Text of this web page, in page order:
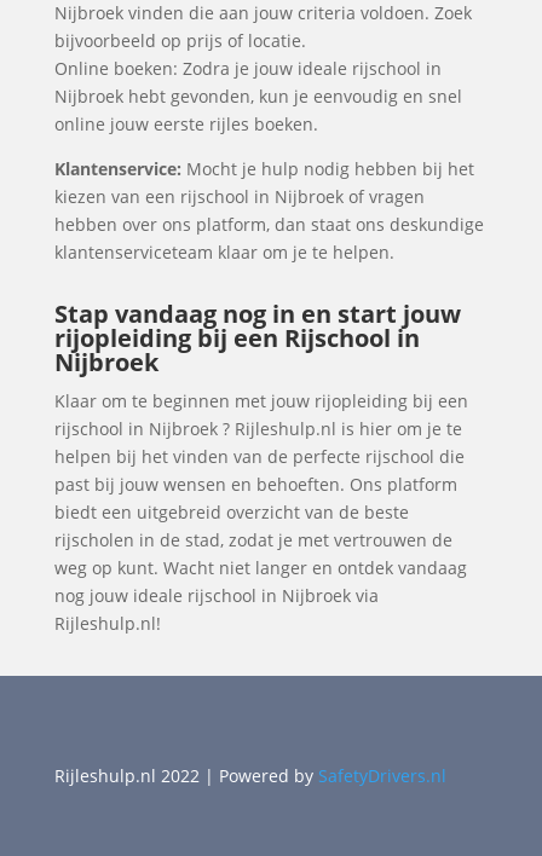
Nijbroek vinden die aan jouw criteria voldoen. Zoek
bijvoorbeeld op prijs of locatie.
Online boeken: Zodra je jouw ideale rijschool in
Nijbroek hebt gevonden, kun je eenvoudig en snel
online jouw eerste rijles boeken.
Klantenservice: Mocht je hulp nodig hebben bij het
kiezen van een rijschool in Nijbroek of vragen
hebben over ons platform, dan staat ons deskundige
klantenserviceteam klaar om je te helpen.
Stap vandaag nog in en start jouw
rijopleiding bij een Rijschool in
Nijbroek
Klaar om te beginnen met jouw rijopleiding bij een
rijschool in Nijbroek ? Rijleshulp.nl is hier om je te
helpen bij het vinden van de perfecte rijschool die
past bij jouw wensen en behoeften. Ons platform
biedt een uitgebreid overzicht van de beste
rijscholen in de stad, zodat je met vertrouwen de
weg op kunt. Wacht niet langer en ontdek vandaag
nog jouw ideale rijschool in Nijbroek via
Rijleshulp.nl!
Rijleshulp.nl 2022 | Powered by SafetyDrivers.nl